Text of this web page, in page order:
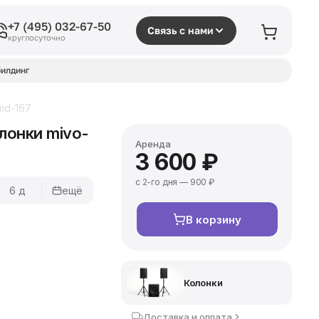
+7 (495) 032-67-50
круглосуточно
Связь с нами
167
mivo-
6 д ещё
Аренда
3 600 ₽
с 2-го дня — 900 ₽
В корзину
Колонки